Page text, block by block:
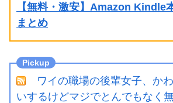
【無料・激安】Amazon Kindle
まとめ
ワイの職場の後輩女子、か
いするけどマジでとんでもなく